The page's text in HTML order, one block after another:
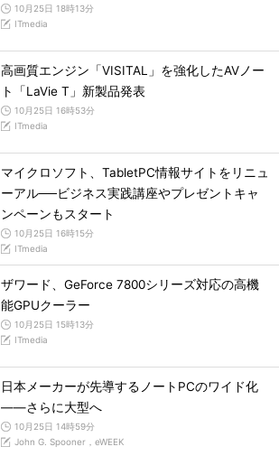
10月25日 18時13分
ITmedia
高画質エンジン「VISITAL」を強化したAVノー
ト「LaVie T」新製品発表
10月25日 16時53分
ITmedia
マイクロソフト、TabletPC情報サイトをリニュ
ーアル──ビジネス実践講座やプレゼントキャ
ンペーンもスタート
10月25日 16時15分
ITmedia
ザワード、GeForce 7800シリーズ対応の高機
能GPUクーラー
10月25日 15時13分
ITmedia
日本メーカーが先導するノートPCのワイド化
――さらに大型へ
10月25日 14時59分
John G. Spooner，eWEEK